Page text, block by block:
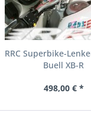
RRC Superbike-
Buell XB-R
498,00 € *